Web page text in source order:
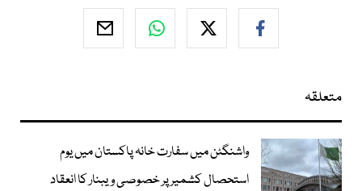
متعلقہ
واشنگٹن میں سفارت خانہ پاکستان میں یوم
استحصال کشمیر پر خصوصی ویبنار کا انعقاد